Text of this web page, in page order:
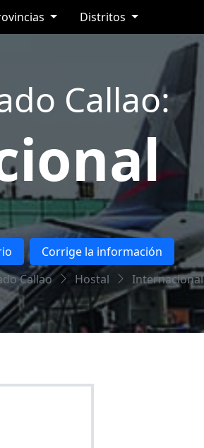
Distritos
Callao:
Corrige la información
Callao Hostal Internacional